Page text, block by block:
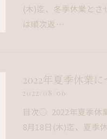
(木)迄、冬季休業とさ
は順次返…
2022年夏季休業に
2022/08/06
目次○ 2022年夏季休
8月18日(木)迄、夏季